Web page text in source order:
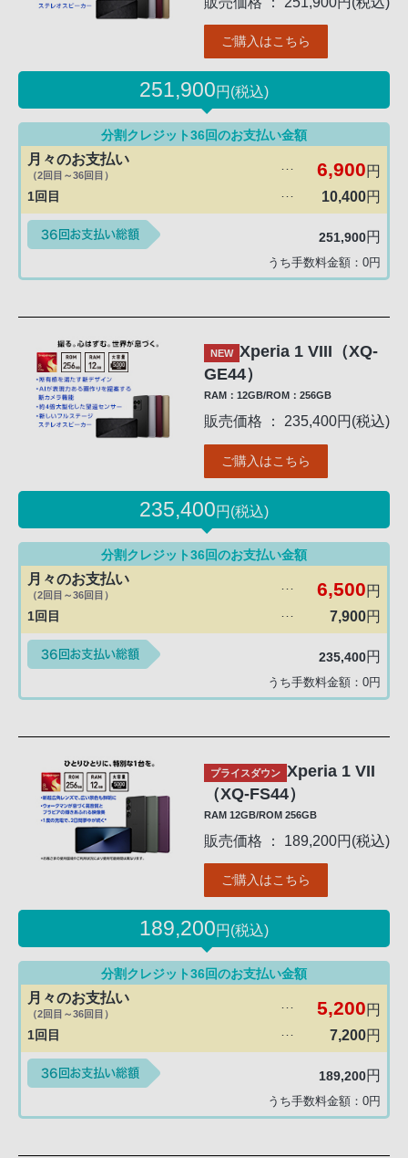
ご購入はこちら
251,900円(税込)
分割クレジット36回のお支払い金額
月々のお支払い
（2回目～36回目）
･･･ 6,900円
1回目 ･･･ 10,400円
251,900円
うち手数料金額： 0円
NEW Xperia 1 VIII（XQ-
GE44）
RAM：12GB/ROM：256GB
販売価格 ： 235,400円(税込)
ご購入はこちら
235,400円(税込)
分割クレジット36回のお支払い金額
月々のお支払い
（2回目～36回目）
･･･ 6,500円
1回目 ･･･ 7,900円
235,400円
うち手数料金額： 0円
プライスダウン Xperia 1 VII
（XQ-FS44）
RAM 12GB/ROM 256GB
販売価格 ： 189,200円(税込)
ご購入はこちら
189,200円(税込)
分割クレジット36回のお支払い金額
月々のお支払い
（2回目～36回目）
･･･ 5,200円
1回目 ･･･ 7,200円
189,200円
うち手数料金額： 0円